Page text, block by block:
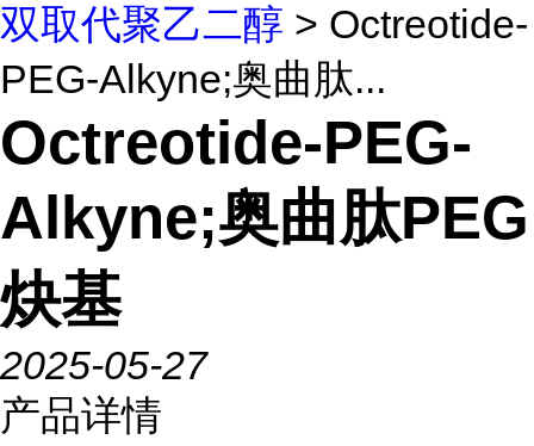
双取代聚乙二醇 > Octreotide-
PEG-Alkyne;奥曲肽...
Octreotide-PEG-
Alkyne;奥曲肽PEG
炔基
2025-05-27
产品详情